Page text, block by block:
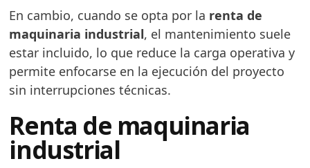
En cambio, cuando se opta por la renta de
maquinaria industrial, el mantenimiento suele
estar incluido, lo que reduce la carga operativa y
permite enfocarse en la ejecución del proyecto
sin interrupciones técnicas.
Renta de maquinaria
industrial